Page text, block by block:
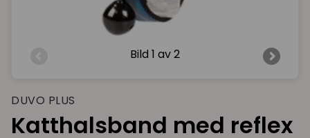
Bild 1 av 2
DUVO PLUS
Katthalsband med reflex